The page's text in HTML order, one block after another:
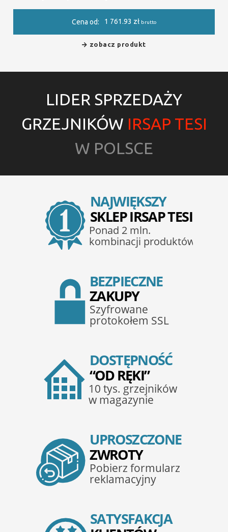
Cena od: 1 761.93 zł brutto
zobacz produkt
LIDER SPRZEDAŻY
GRZEJNIKÓW IRSAP TESI
W POLSCE